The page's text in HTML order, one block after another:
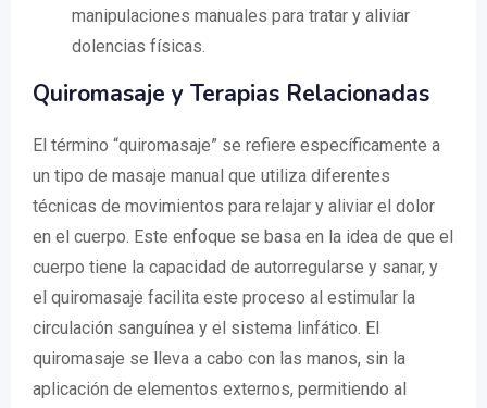
manipulaciones manuales para tratar y aliviar
dolencias físicas.
Quiromasaje y Terapias Relacionadas
El término “quiromasaje” se refiere específicamente a
un tipo de masaje manual que utiliza diferentes
técnicas de movimientos para relajar y aliviar el dolor
en el cuerpo. Este enfoque se basa en la idea de que el
cuerpo tiene la capacidad de autorregularse y sanar, y
el quiromasaje facilita este proceso al estimular la
circulación sanguínea y el sistema linfático. El
quiromasaje se lleva a cabo con las manos, sin la
aplicación de elementos externos, permitiendo al